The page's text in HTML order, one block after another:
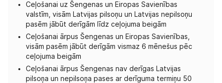
Ceļošanai uz Šengenas un Eiropas Savienības
valstīm, visām Latvijas pilsoņu un Latvijas nepilsoņu
pasēm jābūt derīgām līdz ceļojuma beigām
Ceļošanai ārpus Šengenas un Eiropas Savienības,
visām pasēm jābūt derīgām vismaz 6 mēnešus pēc
ceļojuma beigām
Ceļošanai ārpus Šengenas nav derīgas Latvijas
pilsoņa un nepilsoņa pases ar derīguma termiņu 50